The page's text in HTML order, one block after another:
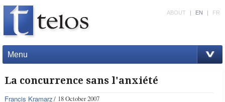
Menu
ABOUT | EN | FR
La concurrence sans l'anxiété
Francis Kramarz 18 October 2007